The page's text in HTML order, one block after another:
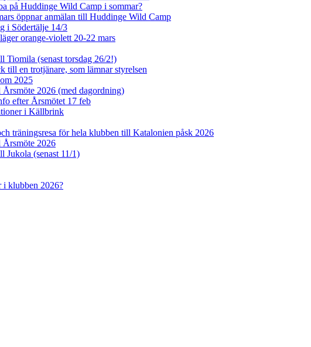
på Huddinge Wild Camp i sommar?
öppnar anmälan till Huddinge Wild Camp
i Södertälje 14/3
orange-violett 20-22 mars
Tiomila (senast torsdag 26/2!)
till en trotjänare, som lämnar styrelsen
2025
2026 (med dagordning)
efter Årsmötet 17 feb
i Källbrink
träningsresa för hela klubben till Katalonien påsk 2026
2026
Jukola (senast 11/1)
i klubben 2026?